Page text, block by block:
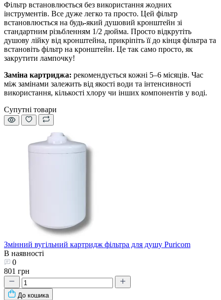
Фільтр встановлюється без використання жодних
інструментів. Все дуже легко та просто. Цей фільтр
встановлюється на будь-який душовий кронштейн зі
стандартним різьбленням 1/2 дюйма. Просто відкрутіть
душову лійку від кронштейна, прикріпіть її до кінця фільтра та
встановіть фільтр на кронштейн. Це так само просто, як
закрутити лампочку!
Заміна картриджа: рекомендується кожні 5–6 місяців. Час
між замінами залежить від якості води та інтенсивності
використання, кількості хлору чи інших компонентів у воді.
Супутні товари
Змінний вугільний картридж фільтра для душу Puricom
В наявності
0
801 грн
До кошика